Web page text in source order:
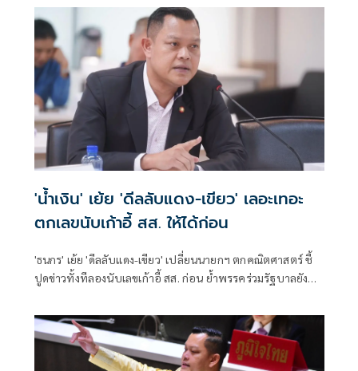
มีแต่น้ำ ไม่มีเนื้อ
'น้ำเงิน' เย้ย 'ดีลลับแดง-เขียว' เลอะเทอะ
ตกเลขนับเก้าอี้ สส. ให้ได้ก่อน
'ธนกร' เย้ย 'ดีลลับแดง-เขียว' เปลี่ยนนายกฯ ตกคณิตศาสตร์ ชี้
ปูดข่าวทั้งทีลองนับเลขเก้าอี้ สส. ก่อน ย้ำพรรคร่วมรัฐบาลยัง